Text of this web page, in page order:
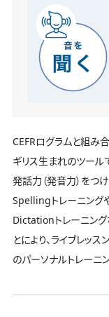
CEFRログラムと組み
ギリス生まれのツール
発話力（発音力）をつ
Spellingトレーニング
Dictationトレーニング
とにより、ライブレッ
のパーソナルトレーニ